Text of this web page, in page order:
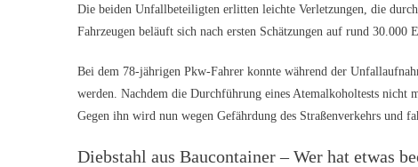
Die beiden Unfallbeteiligten erlitten leichte Verletzungen, die
Fahrzeugen beläuft sich nach ersten Schätzungen auf rund 30.000
Bei dem 78-jährigen Pkw-Fahrer konnte während der
werden. Nachdem die Durchführung eines Atemalkoholtests nicht
Gegen ihn wird nun wegen Gefährdung des Straßenverkehrs und
Diebstahl aus Baucontainer – Wer hat etwas